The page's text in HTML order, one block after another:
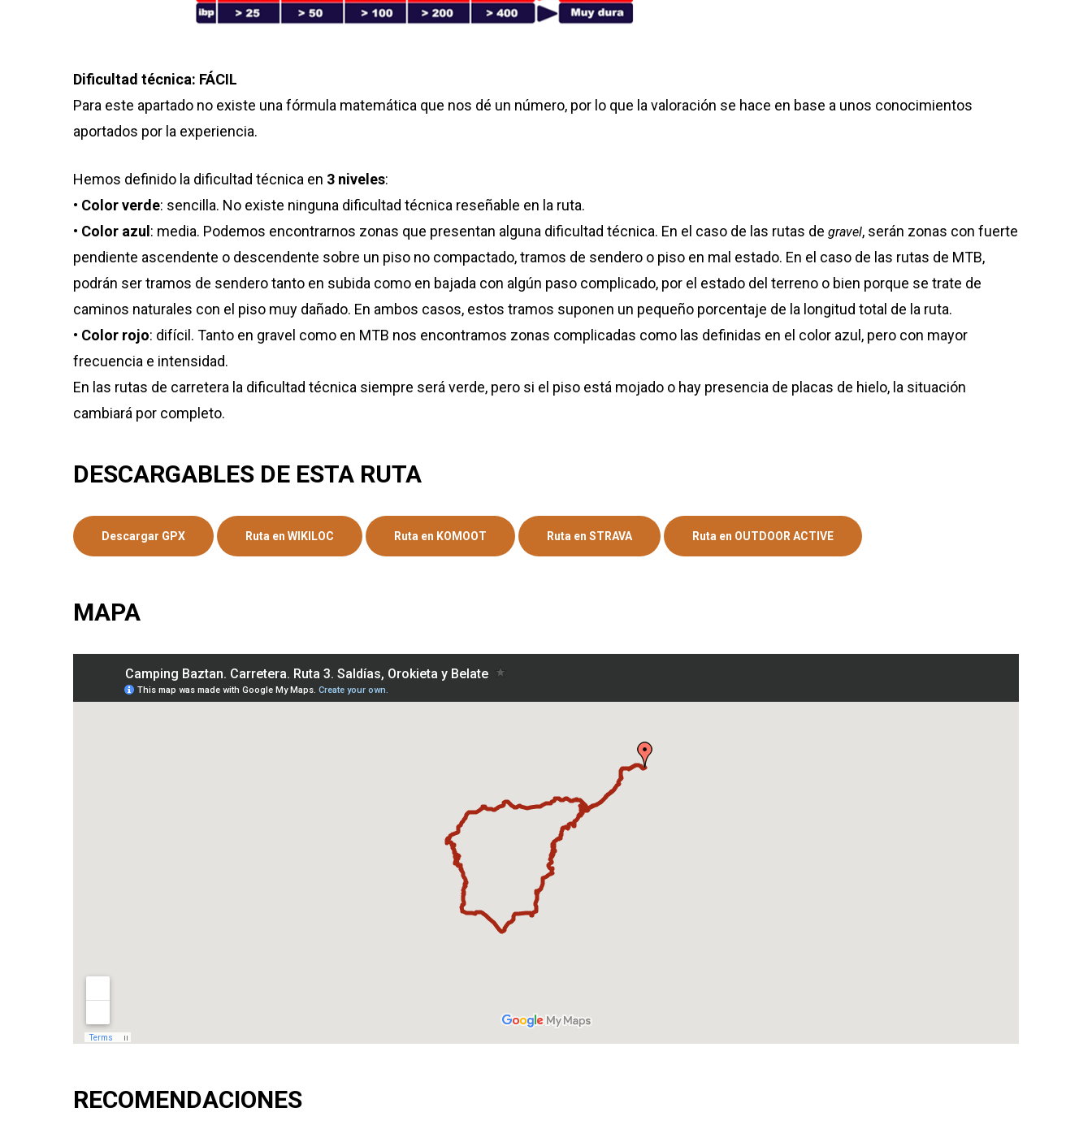
Dificultad técnica: FÁCIL
Para este apartado no existe una fórmula matemática que nos dé un número, por lo que la valoración se hace en base a unos conocimientos
aportados por la experiencia.
Hemos definido la dificultad técnica en 3 niveles:
• Color verde: sencilla. No existe ninguna dificultad técnica reseñable en la ruta.
• Color azul : media. Podemos encontrarnos zonas que presentan alguna dificultad técnica. En el caso de las rutas de gravel, serán zonas con fuerte
pendiente ascendente o descendente sobre un piso no compactado, tramos de sendero o piso en mal estado. En el caso de las rutas de MTB,
podrán ser tramos de sendero tanto en subida como en bajada con algún paso complicado, por el estado del terreno o bien porque se trate de
caminos naturales con el piso muy dañado. En ambos casos, estos tramos suponen un pequeño porcentaje de la longitud total de la ruta.
• Color rojo: difícil. Tanto en gravel como en MTB nos encontramos zonas complicadas como las definidas en el color azul, pero con mayor
frecuencia e intensidad.
En las rutas de carretera la dificultad técnica siempre será verde, pero si el piso está mojado o hay presencia de placas de hielo, la situación
cambiará por completo.
DESCARGABLES DE ESTA RUTA
Descargar GPX Ruta en WIKILOC Ruta en KOMOOT Ruta en STRAVA Ruta en OUTDOOR ACTIVE
MAPA
RECOMENDACIONES